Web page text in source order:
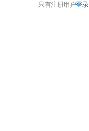
只有注册用户登录